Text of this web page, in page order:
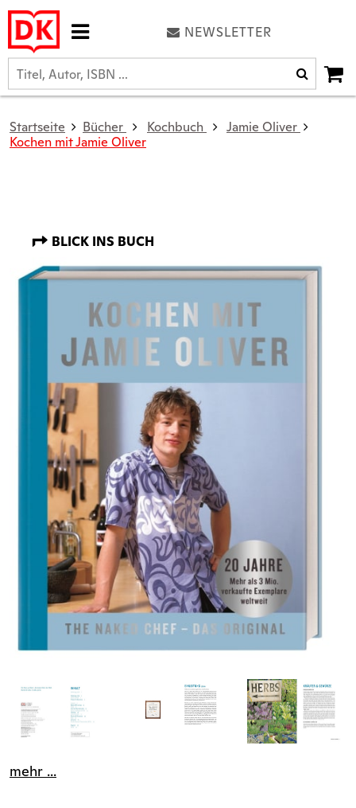
NEWSLETTER
Startseite Bücher Kochbuch
Jamie Oliver
Kochen mit Jamie Oliver
BLICK INS BUCH
mehr ...